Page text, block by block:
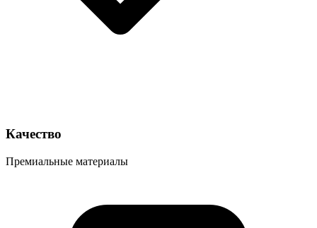
Качество
Премиальные материалы